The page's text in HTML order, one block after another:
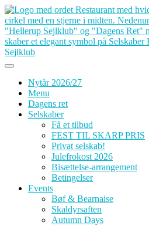
Skip
to
content
Nytår 2026/27
Menu
Dagens ret
Selskaber
Få et tilbud
FEST TIL SKARP PRIS
Privat selskab!
Julefrokost 2026
Bisættelse-arrangement
Betingelser
Events
Bøf & Bearnaise
Skaldyrsaften
Autumn Days